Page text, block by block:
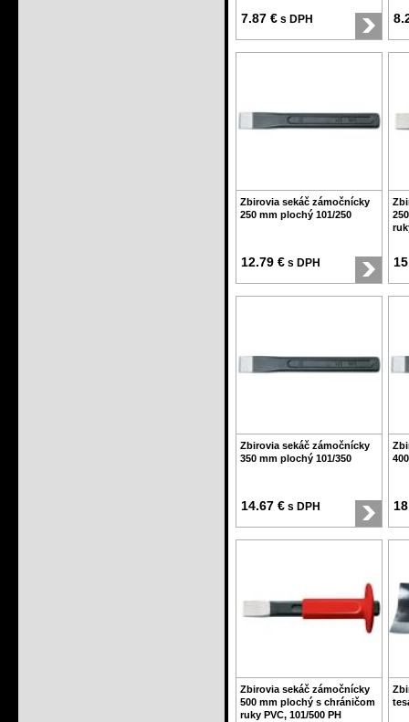
7.87 € s DPH
Zbirovia sekáč zámočnícky
250 mm plochý 101/250
12.79 € s DPH
Zbirovia sekáč zámočnícky
350 mm plochý 101/350
14.67 € s DPH
Zbirovia sekáč zámočnícky
500 mm plochý s chráničom
ruky PVC, 101/500 PH